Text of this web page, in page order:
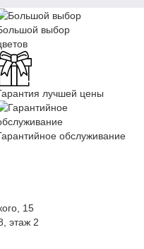
выбор
лучшей цены
обслуживание
15
этаж 2